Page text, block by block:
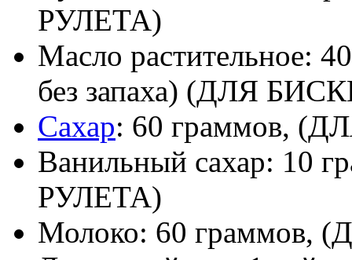
РУЛЕТА)
Масло растительное:
без запаха) (ДЛЯ
Сахар: 60 граммов,
Ванильный сахар:
РУЛЕТА)
Молоко: 60